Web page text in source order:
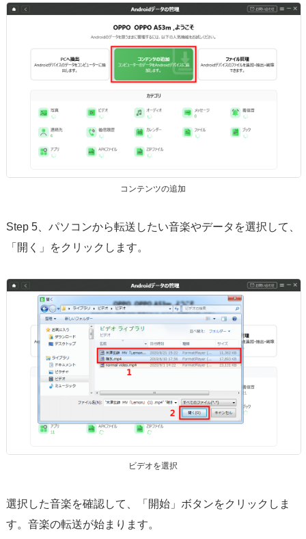
コンテンツの追加
Step 5、パソコンから転送したい音楽やデータを選択して、
「開く」をクリックします。
ビデオを選択
選択した音楽を確認して、「開始」ボタンをクリックしま
す。音楽の転送が始まります。